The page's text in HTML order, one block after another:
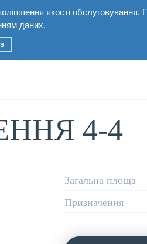
якості
даних.
Комерційні
4-4
Загальна площа
Призначення